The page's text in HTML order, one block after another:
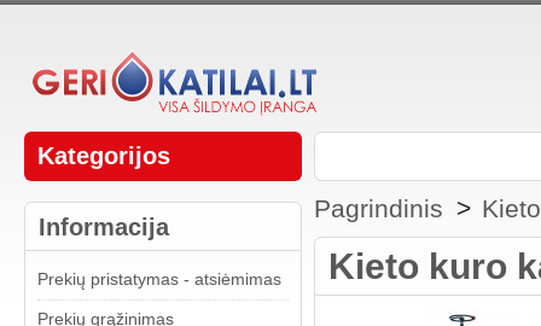
Kategorijos
Informacija
Prekių pristatymas - atsiėmimas
Prekių grąžinimas
Pagrindinis >
Kieto kuro